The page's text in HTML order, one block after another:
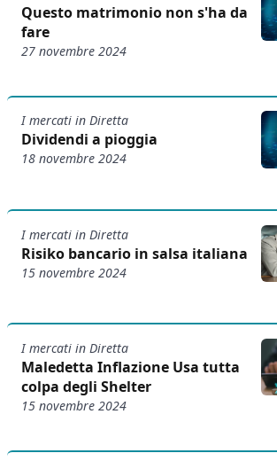
Questo matrimonio non s'ha da
fare
27 novembre 2024
I mercati in Diretta
Dividendi a pioggia
18 novembre 2024
I mercati in Diretta
Risiko bancario in salsa italiana
15 novembre 2024
I mercati in Diretta
Maledetta Inflazione Usa tutta
colpa degli Shelter
15 novembre 2024